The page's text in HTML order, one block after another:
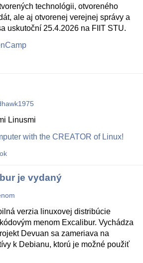
technológii, otvoreného
ale aj otvorenej verejnej správy a
uskutoční 25.4.2026 na FIIT STU.
Linusmi
with the CREATOR of Linux!
je vydaný
verzia linuxovej distribúcie
menom Excalibur. Vychádza
Devuan sa zameriava na
k Debianu, ktorú je možné použiť